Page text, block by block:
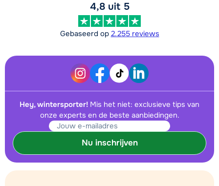
4,8 uit 5
Gebaseerd op 2.255 reviews
Hey, wintersporter! Mis het niet: exclusieve tips van
onze experts en de beste aanbiedingen.
Nu inschrijven